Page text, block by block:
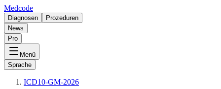
Medcode
Diagnosen
Prozeduren
News
Pro
Menü
Sprache
ICD10-GM-2026